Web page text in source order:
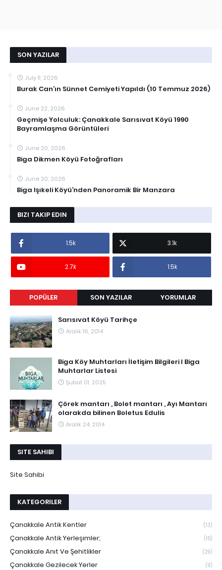
SON YAZILAR
July 11, 2026
Burak Can’ın Sünnet Cemiyeti Yapıldı (10 Temmuz 2026)
June 22, 2026
Geçmişe Yolculuk: Çanakkale Sarısıvat Köyü 1990
Bayramlaşma Görüntüleri
June 20, 2026
Biga Dikmen Köyü Fotoğrafları
June 20, 2026
Biga Işıkeli Köyü’nden Panoramik Bir Manzara
BIZI TAKIP EDIN
1.5k 3.1k
2.7k 1.5k
POPÜLER SON YAZILAR YORUMLAR
Sarısıvat Köyü Tarihçe
Aralık 16, 2014
Biga Köy Muhtarları İletişim Bilgileri I Biga
Muhtarlar Listesi
Şubat 01, 2025
Çörek mantarı , Bolet mantarı , Ayı Mantarı
olarakda bilinen Boletus Edulis
Aralık 24, 2014
SITE SAHIBI
Site Sahibi
KATEGORILER
Çanakkale Antik Kentler (13)
Çanakkale Antik Yerleşimler; (15)
Çanakkale Anıt Ve Şehitlikler (29)
Çanakkale Gezilecek Yerler (9)